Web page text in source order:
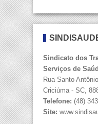
Sindicato dos
Serviços de
Rua Santo
Criciúma - SC,
Telefone: (48)
Site: